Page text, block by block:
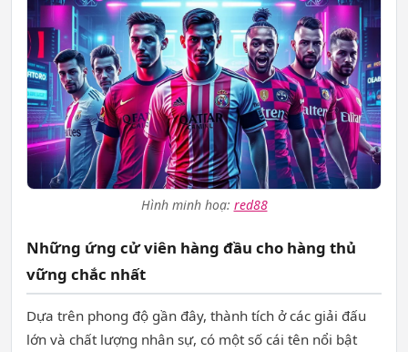
Hình minh hoạ: red88
Những ứng cử viên hàng đầu cho hàng thủ
vững chắc nhất
Dựa trên phong độ gần đây, thành tích ở các giải đấu
lớn và chất lượng nhân sự, có một số cái tên nổi bật